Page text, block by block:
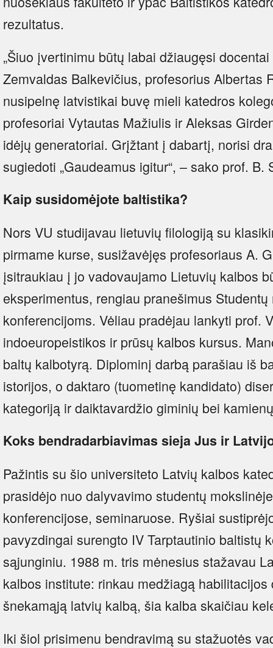
rezultatus.
„Šiuo įvertinimu būtų labai džiaugęsi
Zemvaldas Balkevičius, profesorius Albertas
nusipelnę latvistikai buvę mieli katedros
profesoriai Vytautas Mažiulis ir Aleksas
idėjų generatoriai. Grįžtant į dabartį, norisi
sugiedoti „Gaudeamus igitur“, – sako prof. B.
Kaip susidomėjote baltistika?
Nors VU studijavau lietuvių filologiją su
pirmame kurse, susižavėjęs profesoriaus A.
įsitraukiau į jo vadovaujamo Lietuvių kalbos
eksperimentus, rengiau pranešimus
konferencijoms. Vėliau pradėjau lankyti prof.
indoeuropeistikos ir prūsų kalbos kursus.
baltų kalbotyrą. Diplominį darbą parašiau iš
istorijos, o daktaro (tuometinę kandidato)
kategoriją ir daiktavardžio giminių bei
Koks bendradarbiavimas sieja Jus ir
Pažintis su šio universiteto Latvių kalbos
prasidėjo nuo dalyvavimo studentų
konferencijose, seminaruose. Ryšiai
pavyzdingai surengto IV Tarptautinio baltistų
sąjunginiu. 1988 m. tris mėnesius stažavau
kalbos institute: rinkau medžiagą
šnekamąją latvių kalbą, šia kalba skaičiau
Iki šiol prisimenu bendravimą su stažuotės